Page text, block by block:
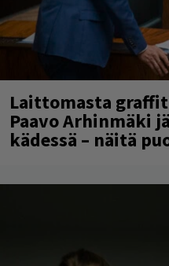
Laittomasta
Paavo Arhinmäki
kädessä – näitä